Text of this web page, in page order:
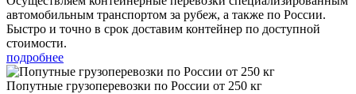
автомобильным транспортом за рубеж, а также по России.
Быстро и точно в срок доставим контейнер по доступной
стоимости.
подробнее
Попутные грузоперевозки по России от 250 кг